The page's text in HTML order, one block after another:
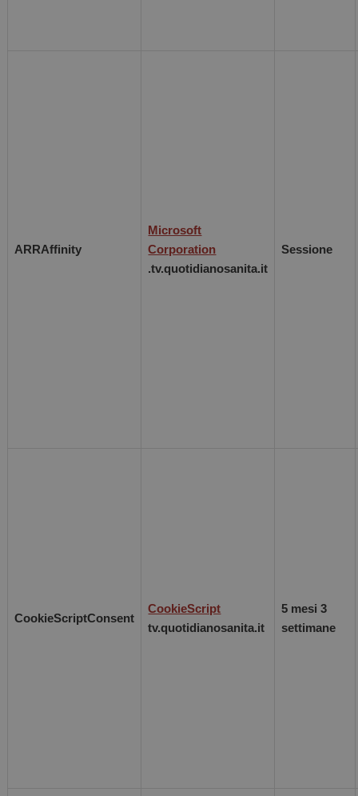
ARRAffinity
Microsoft
Corporation
.tv.quotidianosanita.it
Sessione
CookieScriptConsent
CookieScript
tv.quotidianosanita.it
5 mesi 3
settimane